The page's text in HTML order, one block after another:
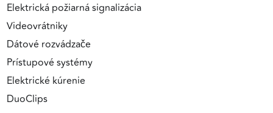
Elektrická požiarná signalizácia
Videovrátniky
Dátové rozvádzače
Prístupové systémy
Elektrické kúrenie
DuoClips